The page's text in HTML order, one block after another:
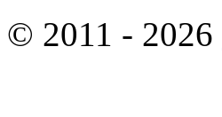
© 2011 - 2026